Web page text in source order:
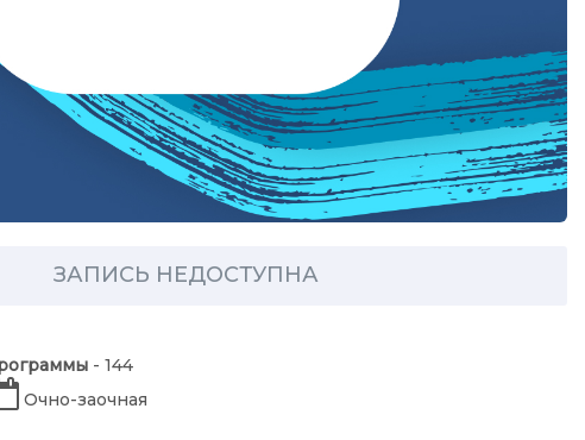
ЗАПИСЬ НЕДОСТУПНА
- 144
Очно-заочная